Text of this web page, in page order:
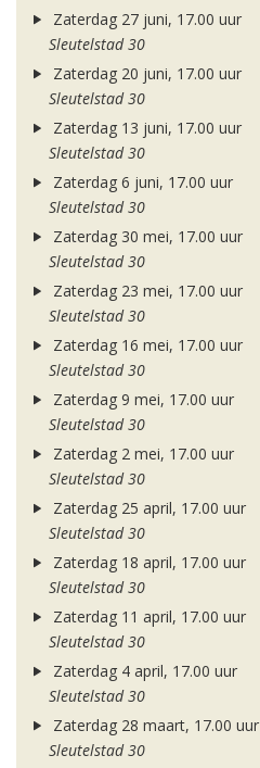
Zaterdag 27 juni, 17.00 uur
Sleutelstad 30
Zaterdag 20 juni, 17.00 uur
Sleutelstad 30
Zaterdag 13 juni, 17.00 uur
Sleutelstad 30
Zaterdag 6 juni, 17.00 uur
Sleutelstad 30
Zaterdag 30 mei, 17.00 uur
Sleutelstad 30
Zaterdag 23 mei, 17.00 uur
Sleutelstad 30
Zaterdag 16 mei, 17.00 uur
Sleutelstad 30
Zaterdag 9 mei, 17.00 uur
Sleutelstad 30
Zaterdag 2 mei, 17.00 uur
Sleutelstad 30
Zaterdag 25 april, 17.00 uur
Sleutelstad 30
Zaterdag 18 april, 17.00 uur
Sleutelstad 30
Zaterdag 11 april, 17.00 uur
Sleutelstad 30
Zaterdag 4 april, 17.00 uur
Sleutelstad 30
Zaterdag 28 maart, 17.00 uur
Sleutelstad 30